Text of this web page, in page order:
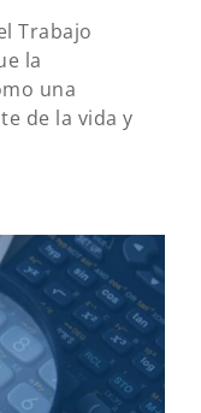
Trabajo
la
una
de la vida y